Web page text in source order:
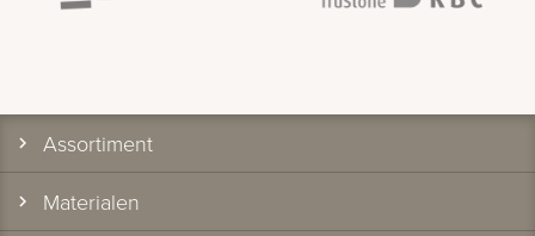
Assortiment
Materialen